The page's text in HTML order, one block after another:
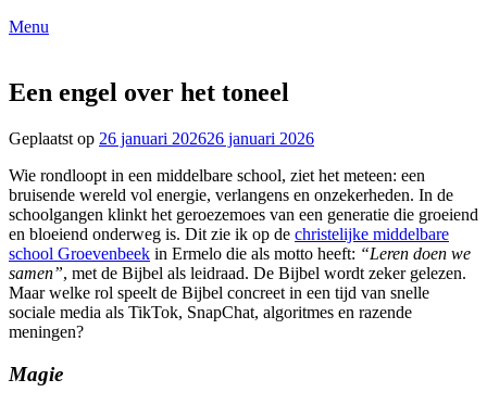
Menu
Een engel over het toneel
Geplaatst op 26 januari 202626 januari 2026
van
Amstel
Wie rondloopt in een middelbare school, ziet het meteen: een
bruisende wereld vol energie, verlangens en onzekerheden. In de
schoolgangen klinkt het geroezemoes van een generatie die groeiend
en bloeiend onderweg is. Dit zie ik op de christelijke middelbare
school Groevenbeek in Ermelo die als motto heeft: “Leren doen we
samen”, met de Bijbel als leidraad. De Bijbel wordt zeker gelezen.
Maar welke rol speelt de Bijbel concreet in een tijd van snelle
sociale media als TikTok, SnapChat, algoritmes en razende
meningen?
Magie